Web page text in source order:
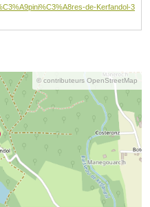
de-Kerfandol-3
© contributeurs OpenStreetMap